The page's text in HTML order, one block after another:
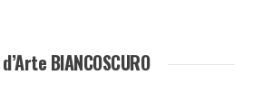
BIANCOSCURO